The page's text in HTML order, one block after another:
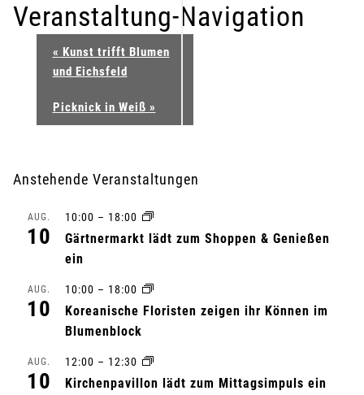
Veranstaltung-Navigation
« Kunst trifft Blumen
und Eichsfeld
Picknick in Weiß »
Anstehende Veranstaltungen
AUG.
10
10:00 – 18:00
Gärtnermarkt lädt zum Shoppen & Genießen
ein
AUG.
10
10:00 – 18:00
Koreanische Floristen zeigen ihr Können im
Blumenblock
AUG.
10
12:00 – 12:30
Kirchenpavillon lädt zum Mittagsimpuls ein